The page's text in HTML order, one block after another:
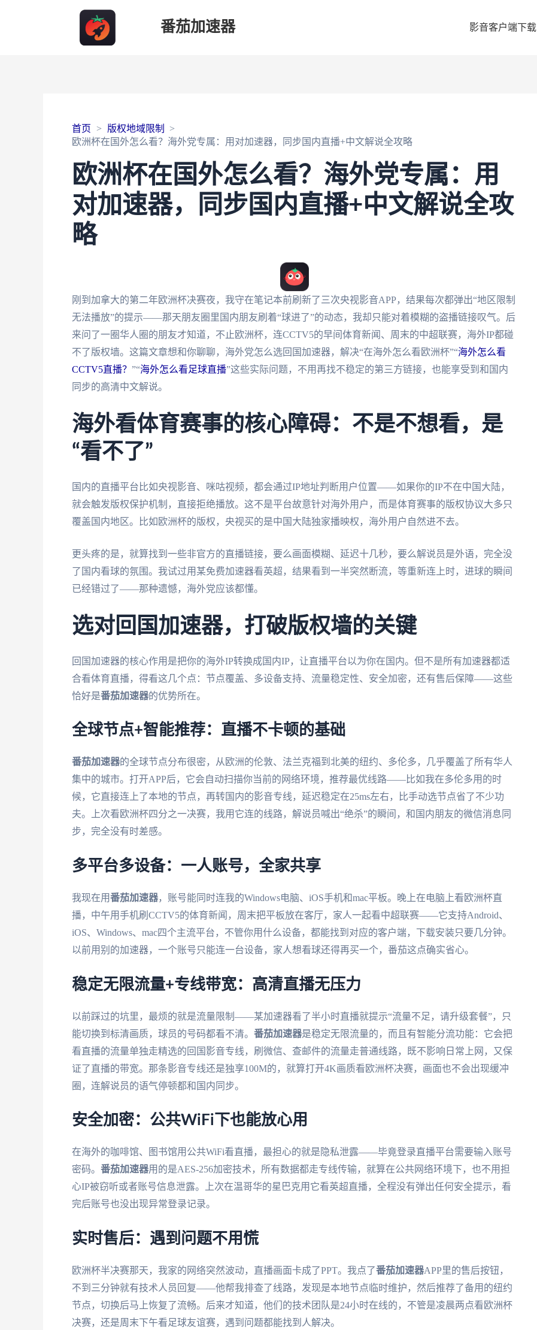
番茄加速器 影音客户端下载
首页
版权地域限制
欧洲杯在国外怎么看？海外党专属：用对加速器，同步国内直播+中文解说全攻略
欧洲杯在国外怎么看？海外党专属：用
对加速器，同步国内直播+中文解说全攻
略
刚到加拿大的第二年欧洲杯决赛夜，我守在笔记本前刷新了三次央视影音APP，结果每次都弹出“地区限制
无法播放”的提示——那天朋友圈里国内朋友刷着“球进了”的动态，我却只能对着模糊的盗播链接叹气。后
来问了一圈华人圈的朋友才知道，不止欧洲杯，连CCTV5的早间体育新闻、周末的中超联赛，海外IP都碰
不了版权墙。这篇文章想和你聊聊，海外党怎么选回国加速器，解决“在海外怎么看欧洲杯”“海外怎么看
CCTV5直播？ ”“海外怎么看足球直播”这些实际问题，不用再找不稳定的第三方链接，也能享受到和国内
同步的高清中文解说。
海外看体育赛事的核心障碍：不是不想看，是
“看不了”
国内的直播平台比如央视影音、咪咕视频，都会通过IP地址判断用户位置——如果你的IP不在中国大陆，
就会触发版权保护机制，直接拒绝播放。这不是平台故意针对海外用户，而是体育赛事的版权协议大多只
覆盖国内地区。比如欧洲杯的版权，央视买的是中国大陆独家播映权，海外用户自然进不去。
更头疼的是，就算找到一些非官方的直播链接，要么画面模糊、延迟十几秒，要么解说员是外语，完全没
了国内看球的氛围。我试过用某免费加速器看英超，结果看到一半突然断流，等重新连上时，进球的瞬间
已经错过了——那种遗憾，海外党应该都懂。
选对回国加速器，打破版权墙的关键
回国加速器的核心作用是把你的海外IP转换成国内IP，让直播平台以为你在国内。但不是所有加速器都适
合看体育直播，得看这几个点：节点覆盖、多设备支持、流量稳定性、安全加密，还有售后保障——这些
恰好是番茄加速器的优势所在。
全球节点+智能推荐：直播不卡顿的基础
番茄加速器的全球节点分布很密，从欧洲的伦敦、法兰克福到北美的纽约、多伦多，几乎覆盖了所有华人
集中的城市。打开APP后，它会自动扫描你当前的网络环境，推荐最优线路——比如我在多伦多用的时
候，它直接连上了本地的节点，再转国内的影音专线，延迟稳定在25ms左右，比手动选节点省了不少功
夫。上次看欧洲杯四分之一决赛，我用它连的线路，解说员喊出“绝杀”的瞬间，和国内朋友的微信消息同
步，完全没有时差感。
多平台多设备：一人账号，全家共享
我现在用番茄加速器，账号能同时连我的Windows电脑、iOS手机和mac平板。晚上在电脑上看欧洲杯直
播，中午用手机刷CCTV5的体育新闻，周末把平板放在客厅，家人一起看中超联赛——它支持Android、
iOS、Windows、mac四个主流平台，不管你用什么设备，都能找到对应的客户端，下载安装只要几分钟。
以前用别的加速器，一个账号只能连一台设备，家人想看球还得再买一个，番茄这点确实省心。
稳定无限流量+专线带宽：高清直播无压力
以前踩过的坑里，最烦的就是流量限制——某加速器看了半小时直播就提示“流量不足，请升级套餐”，只
能切换到标清画质，球员的号码都看不清。 番茄加速器是稳定无限流量的，而且有智能分流功能：它会把
看直播的流量单独走精选的回国影音专线，刷微信、查邮件的流量走普通线路，既不影响日常上网，又保
证了直播的带宽。那条影音专线还是独享100M的，就算打开4K画质看欧洲杯决赛，画面也不会出现缓冲
圈，连解说员的语气停顿都和国内同步。
安全加密：公共WiFi下也能放心用
在海外的咖啡馆、图书馆用公共WiFi看直播，最担心的就是隐私泄露——毕竟登录直播平台需要输入账号
密码。 番茄加速器用的是AES-256加密技术，所有数据都走专线传输，就算在公共网络环境下，也不用担
心IP被窃听或者账号信息泄露。上次在温哥华的星巴克用它看英超直播，全程没有弹出任何安全提示，看
完后账号也没出现异常登录记录。
实时售后：遇到问题不用慌
欧洲杯半决赛那天，我家的网络突然波动，直播画面卡成了PPT。我点了番茄加速器APP里的售后按钮，
不到三分钟就有技术人员回复——他帮我排查了线路，发现是本地节点临时维护，然后推荐了备用的纽约
节点，切换后马上恢复了流畅。后来才知道，他们的技术团队是24小时在线的，不管是凌晨两点看欧洲杯
决赛，还是周末下午看足球友谊赛，遇到问题都能找到人解决。